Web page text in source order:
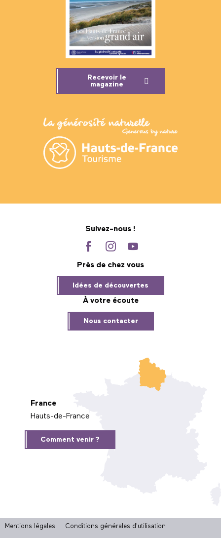
Recevoir le
magazine
Suivez-nous !
Près de chez vous
Idées de découvertes
À votre écoute
Nous contacter
France
Hauts-de-France
Comment venir ?
Mentions légales Conditions générales d'utilisation